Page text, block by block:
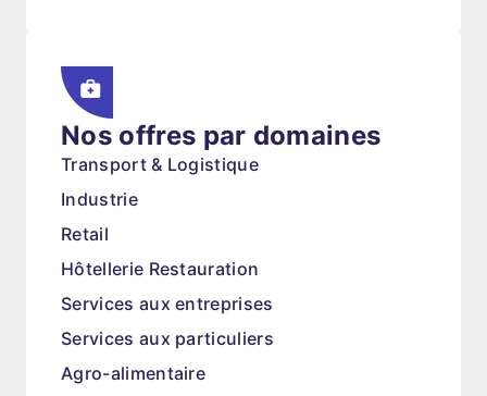
Nos offres par domaines
Transport & Logistique
Industrie
Retail
Hôtellerie Restauration
Services aux entreprises
Services aux particuliers
Agro-alimentaire